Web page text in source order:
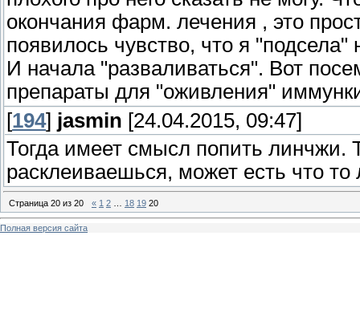
окончания фарм. лечения , это
появилось чувство, что я
И начала "разваливаться". Вот
препараты для "оживления"
[194] jasmin [24.04.2015, 09:47]
Тогда имеет смысл попить линчжи.
расклеиваешься, может есть что
Страница 20 из 20 « 1 2 18 19 20
Полная версия сайта